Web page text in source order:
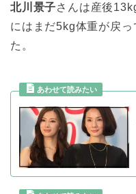
北川景子さんは産後
にはまだ5kg体重が戻
た。